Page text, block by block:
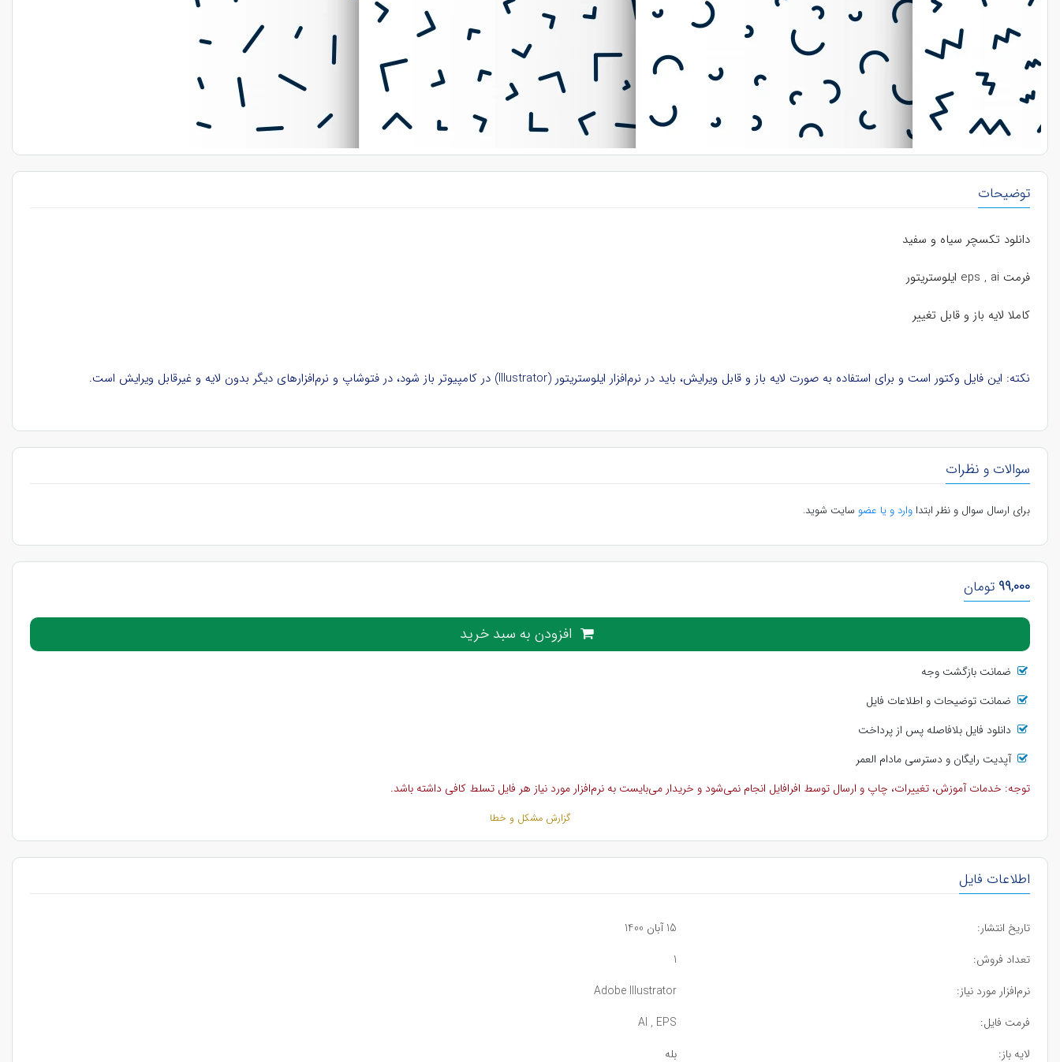
توضیحات
دانلود تکسچر سیاه و سفید
فرمت eps , ai ایلوستریتور
کاملا لایه باز و قابل تغییر
نکته: این فایل وکتور است و برای استفاده به صورت لایه باز و قابل ویرایش، باید در نرم‌افزار ایلوستریتور (Illustrator) در کامپیوتر باز شود، در فتوشاپ و نرم‌افزارهای دیگر بدون لایه و غیرقابل ویرایش است.
سوالات و نظرات
برای ارسال سوال و نظر ابتداوارد و یا عضو سایت شوید.
99,000 تومان
افزودن به سبد خرید
ضمانت بازگشت وجه
ضمانت توضیحات و اطلاعات فایل
دانلود فایل بلافاصله پس از پرداخت
آپدیت رایگان و دسترسی مادام العمر
توجه: خدمات آموزش، تغییرات، چاپ و ارسال توسط افرافایل انجام نمی‌شود و خریدار می‌بایست به نرم‌افزار مورد نیاز هر فایل تسلط کافی داشته باشد.
گزارش مشکل و خطا
اطلاعات فایل
تاریخ انتشار:
15 آبان 1400
تعداد فروش:
1
نرم‌افزار مورد نیاز:
Adobe Illustrator
فرمت فایل:
AI , EPS
لایه باز:
بله